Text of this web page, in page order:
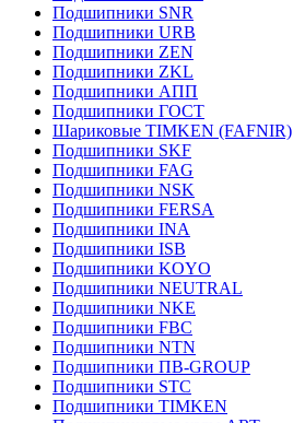
Подшипники SNR
Подшипники URB
Подшипники ZEN
Подшипники ZKL
Подшипники АПП
Подшипники ГОСТ
Шариковые ТІMKEN (FAFNIR)
Подшипники SKF
Подшипники FAG
Подшипники NSK
Подшипники FERSA
Подшипники INA
Подшипники ISB
Подшипники KOYO
Подшипники NEUTRAL
Подшипники NKE
Подшипники FBC
Подшипники NTN
Подшипники ПВ-GROUP
Подшипники STC
Подшипники TIMKEN